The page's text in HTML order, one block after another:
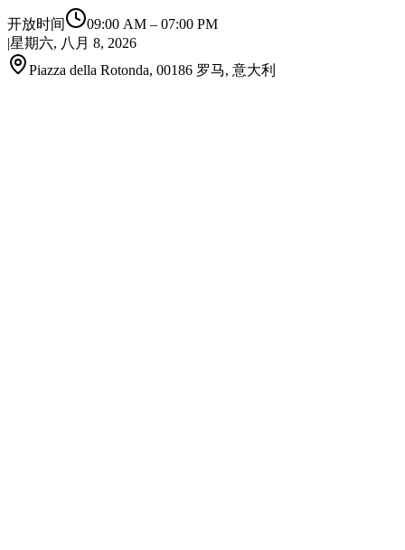
开放时间 09:00 AM – 07:00 PM
|星期六, 八月 8, 2026
Piazza della Rotonda, 00186 罗马, 意大利